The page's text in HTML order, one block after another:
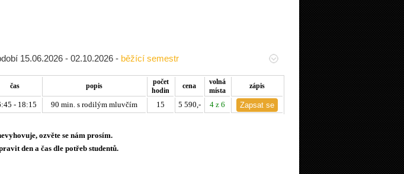
15.06.2026 - 02.10.2026 - běžící semestr
čas popis
počet
hodin
cena
volná
místa
zápis
- 18:15 90 min. s rodilým mluvčím 15 5 590,- 4 z 6
ozvěte se nám prosím.
den a čas dle potřeb studentů.